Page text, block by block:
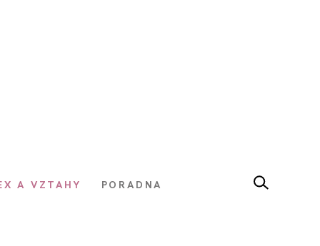
A VZTAHY PORADNA